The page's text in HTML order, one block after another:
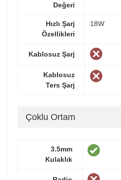
Değeri
Hızlı Şarj
Özellikleri
18W
Kablosuz Şarj
Kablosuz
Ters Şarj
Çoklu Ortam
3.5mm
Kulaklık